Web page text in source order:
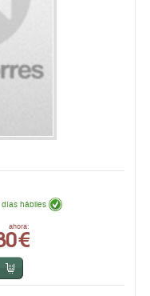
ahora:
€
hábiles